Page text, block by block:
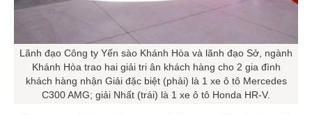
Lãnh đạo Công ty Yến sào Khánh Hòa và lãnh đạo Sở, ngành
Khánh Hòa trao hai giải tri ân khách hàng cho 2 gia đình
khách hàng nhận Giải đặc biệt (phải) là 1 xe ô tô Mercedes
C300 AMG; giải Nhất (trái) là 1 xe ô tô Honda HR-V.